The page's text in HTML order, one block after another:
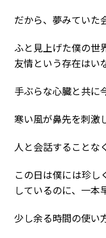
だから、夢みていた
ふと見上げた僕の世
友情という存在はい
手ぶらな心臓と共に
寒い風が鼻先を刺激
人と会話することな
この日は僕には珍し
しているのに、一本
少し余る時間の使い